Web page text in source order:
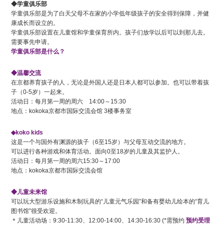
◆学童俱乐部
学童俱乐部是为了白天父母不在家的小学低年级孩子的安全得到保障，并健
康成长而设立的。
学童俱乐部设置在儿童馆和学童保育所内。孩子们放学以后可以到那儿去。
需要事先申请。
学童俱乐部是什么？
◆温馨交流
在京都养育孩子的人，无论是外国人还是日本人都可以参加。也可以带着孩
子（0-5岁）一起来。
活动日：每月第一周的周六 14:00～15:30
地点：kokoka京都市国际交流会馆 3楼事务室
◆koko kids
这是一个与国外有渊源的孩子（6至15岁）与父母互动交流的地方。
可以进行各种游戏和体育活动。面向0至18岁的儿童及其监护人。
活动日：每月第一周的周六15:30～17:00
地点：kokoka京都市国际交流会馆
◆儿童未来馆
可以玩大型游乐设施和木制玩具的“儿童元气乐园”和备有婴幼儿绘本的“育儿
图书馆”很受欢迎。
＊儿童活动场：9:30-11:30、12:00-14:00、14:30-16:30 (*需预约预约受理